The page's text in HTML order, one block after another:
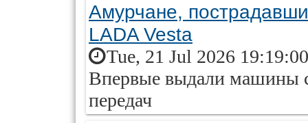
Амурчане,
LADA Vesta
Tue, 21 Jul 2026
Впервые выдали машины
передач